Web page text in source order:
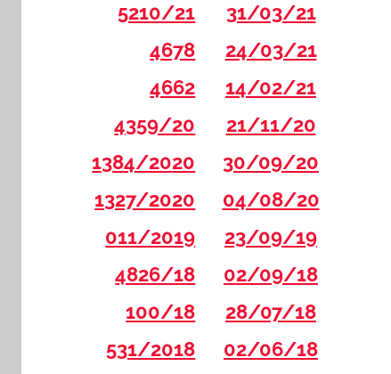
5210/21
31/03/21
4678
24/03/21
4662
14/02/21
4359/20
21/11/20
1384/2020
30/09/20
1327/2020
04/08/20
011/2019
23/09/19
4826/18
02/09/18
100/18
28/07/18
531/2018
02/06/18